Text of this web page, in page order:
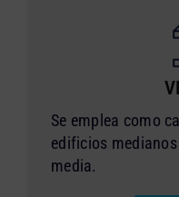
Se emplea como
edificios
media.